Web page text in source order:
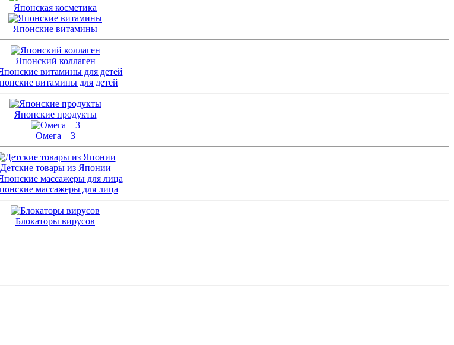
Японская косметика
Японские витамины
Японский коллаген
витамины для детей
Японские продукты
Омега – 3
Детские товары из Японии
массажеры для лица
Блокаторы вирусов